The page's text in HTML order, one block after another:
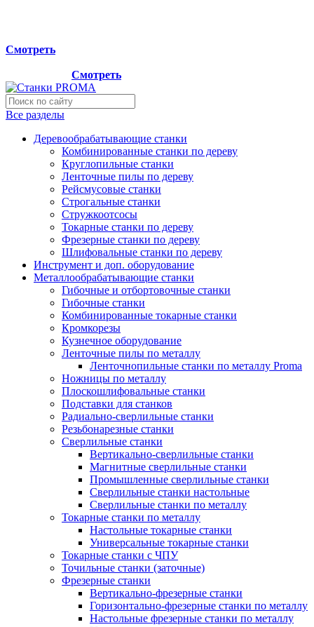
Смотреть
Смотреть
Все разделы
Деревообрабатывающие станки
Комбинированные станки по дереву
Круглопильные станки
Ленточные пилы по дереву
Рейсмусовые станки
Строгальные станки
Стружкоотсосы
Токарные станки по дереву
Фрезерные станки по дереву
Шлифовальные станки по дереву
Инструмент и доп. оборудование
Металлообрабатывающие станки
Гибочные и отбортовочные станки
Гибочные станки
Комбинированные токарные станки
Кромкорезы
Кузнечное оборудование
Ленточные пилы по металлу
Ленточнопильные станки по металлу Proma
Ножницы по металлу
Плоскошлифовальные станки
Подставки для станков
Радиально-сверлильные станки
Резьбонарезные станки
Сверлильные станки
Вертикально-сверлильные станки
Магнитные сверлильные станки
Промышленные сверлильные станки
Сверлильные станки настольные
Сверлильные станки по металлу
Токарные станки по металлу
Настольные токарные станки
Универсальные токарные станки
Токарные станки с ЧПУ
Точильные станки (заточные)
Фрезерные станки
Вертикально-фрезерные станки
Горизонтально-фрезерные станки по металлу
Настольные фрезерные станки по металлу